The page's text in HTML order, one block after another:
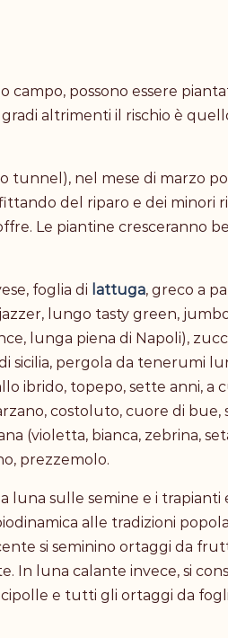
possono essere
altrimenti il rischio è
tunnel), nel mese di marzo
del riparo e dei minori
Le piantine cresceranno
foglia di lattuga, greco a
lungo tasty green,
lunga piena di Napoli),
sicilia, pergola da tenerumi
ibrido, topepo, sette anni, a
costoluto, cuore di bue,
(violetta, bianca, zebrina,
prezzemolo.
sulle semine e i trapianti
alle tradizioni
si seminino ortaggi da
In luna calante invece, si
e tutti gli ortaggi da